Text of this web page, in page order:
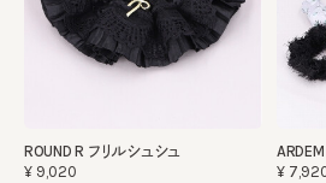
ROUND R フリルシュシュ
¥9,020